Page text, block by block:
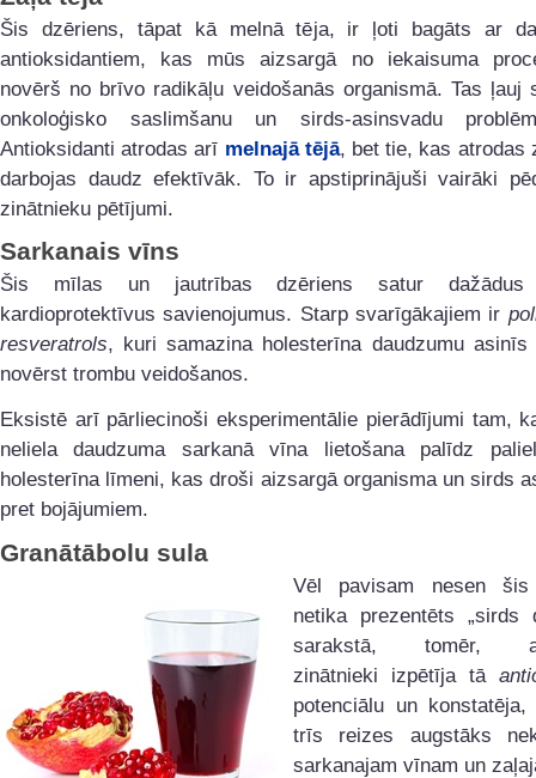
Šis dzēriens, tāpat kā melnā tēja, ir ļoti bagāts ar
antioksidantiem, kas mūs aizsargā no iekaisuma
novērš no brīvo radikāļu veidošanās organismā. Tas ļauj
onkoloģisko saslimšanu un sirds-asinsvadu
Antioksidanti atrodas arī melnajā tējā, bet tie, kas atrodas
darbojas daudz efektīvāk. To ir apstiprinājuši vairāki
zinātnieku pētījumi.
Sarkanais vīns
Šis mīlas un jautrības dzēriens satur dažādus
kardioprotektīvus savienojumus. Starp svarīgākajiem ir
resveratrols, kuri samazina holesterīna daudzumu
novērst trombu veidošanos.
Eksistē arī pārliecinoši eksperimentālie pierādījumi tam,
neliela daudzuma sarkanā vīna lietošana palīdz
holesterīna līmeni, kas droši aizsargā organisma un sirds
pret bojājumiem.
Granātābolu sula
Vēl pavisam nesen šis
netika prezentēts „sirds
sarakstā, tomēr,
zinātnieki izpētīja tā
potenciālu un
trīs reizes augstāks
sarkanajam vīnam un